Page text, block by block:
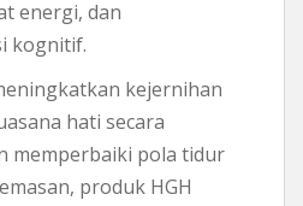
energi, dan
kognitif.
kejernihan
hati secara
memperbaiki pola tidur
produk HGH